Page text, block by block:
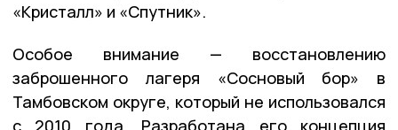
«Кристалл» и «Спутник».
Особое внимание — восстановлению
заброшенного лагеря «Сосновый бор» в
Тамбовском округе, который не использовался
с 2010 года. Разработана его концепция